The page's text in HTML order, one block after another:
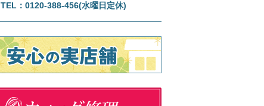
TEL：0120-388-456(水曜日定休)